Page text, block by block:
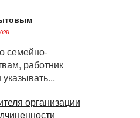
семейно-
работник